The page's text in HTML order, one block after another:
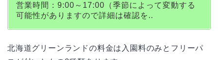
営業時間：9:00～17:00（季節によって変動する
可能性がありますので詳細は確認を..
北海道グリーンランドの料金は入園料のみとフリーパ